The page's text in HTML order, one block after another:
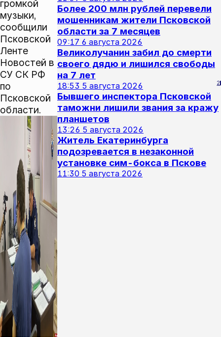
громкой
музыки,
сообщили
Псковской
Ленте
Новостей в
СУ СК РФ
по
Псковской
области.
Более 200 млн рублей перевели
мошенникам жители Псковской
области за 7 месяцев
09:17 6 августа 2026
Великолучанин забил до смерти
своего дядю и лишился свободы
на 7 лет
18:53 5 августа 2026 2
Бывшего инспектора Псковской
таможни лишили звания за кражу
планшетов
13:26 5 августа 2026
Житель Екатеринбурга
подозревается в незаконной
установке сим-бокса в Пскове
11:30 5 августа 2026